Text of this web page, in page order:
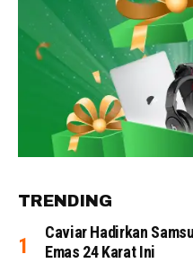
TRENDING
Caviar Hadirkan
Emas 24 Karat Ini